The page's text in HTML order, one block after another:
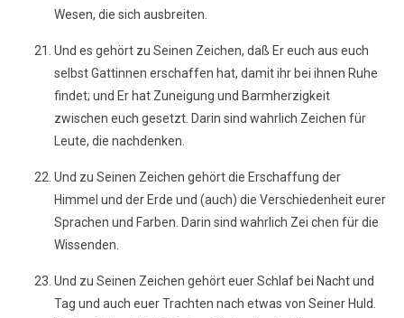
Wesen, die sich ausbreiten.
Und es gehört zu Seinen Zeichen, daß Er euch aus euch
selbst Gattinnen erschaffen hat, damit ihr bei ihnen Ruhe
findet; und Er hat Zuneigung und Barmherzigkeit
zwischen euch gesetzt. Darin sind wahrlich Zeichen für
Leute, die nachdenken.
Und zu Seinen Zeichen gehört die Erschaffung der
Himmel und der Erde und (auch) die Verschiedenheit eurer
Sprachen und Farben. Darin sind wahrlich Zei chen für die
Wissenden.
Und zu Seinen Zeichen gehört euer Schlaf bei Nacht und
Tag und auch euer Trachten nach etwas von Seiner Huld.